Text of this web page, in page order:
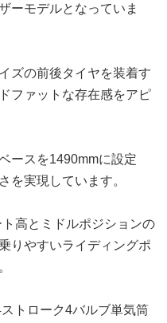
ーモデルとなっていま
ズの前後タイヤを装着す
ファットな存在感をアピ
ースを1490mmに設定
を実現しています。
高とミドルポジションの
りやすいライディングポ
トローク4バルブ単気筒